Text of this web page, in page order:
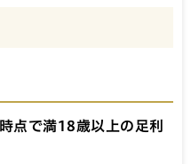
点で満18歳以上の足利